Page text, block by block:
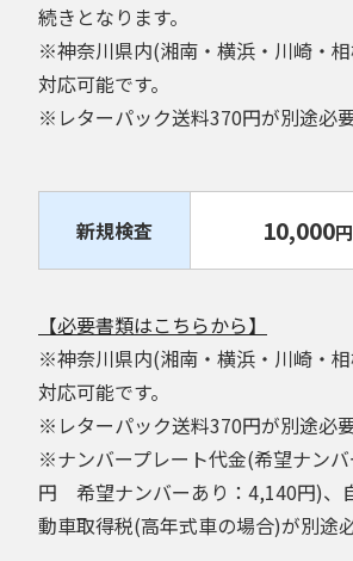
続きとなります。
※神奈川県内(湘南・横浜・川崎・
対応可能です。
※レターパック送料370円が別途必要
新規検査 10,000円
【必要書類はこちらから】
※神奈川県内(湘南・横浜・川崎・
対応可能です。
※レターパック送料370円が別途必要
※ナンバープレート代金(希望ナン
円 希望ナンバーあり：4,140円)、
動車取得税(高年式車の場合)が別途